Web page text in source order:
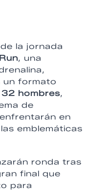
la jornada
, una
un formato
hombres,
de
en
emblemáticas
ronda tras
final que
para